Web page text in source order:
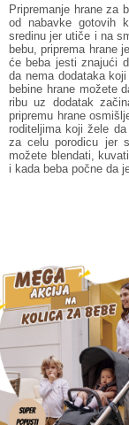
Pripremanje hrane za
od nabavke gotovih
sredinu jer utiče i na
bebu, priprema hrane
će beba jesti znajući
da nema dodataka
bebine hrane možete
ribu uz dodatak
pripremu hrane
roditeljima koji žele
za celu porodicu jer
možete blendati,
i kada beba počne da